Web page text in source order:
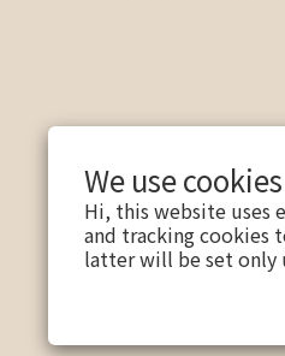
We use cookies
Hi, this website uses
and tracking cookies
latter will be set only